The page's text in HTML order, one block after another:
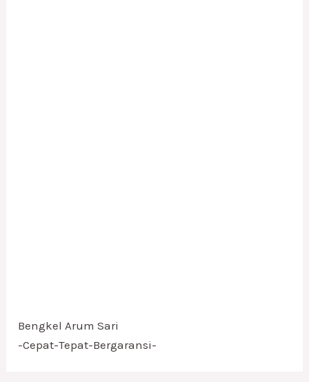
Bengkel Arum Sari
-Cepat-Tepat-Bergaransi-